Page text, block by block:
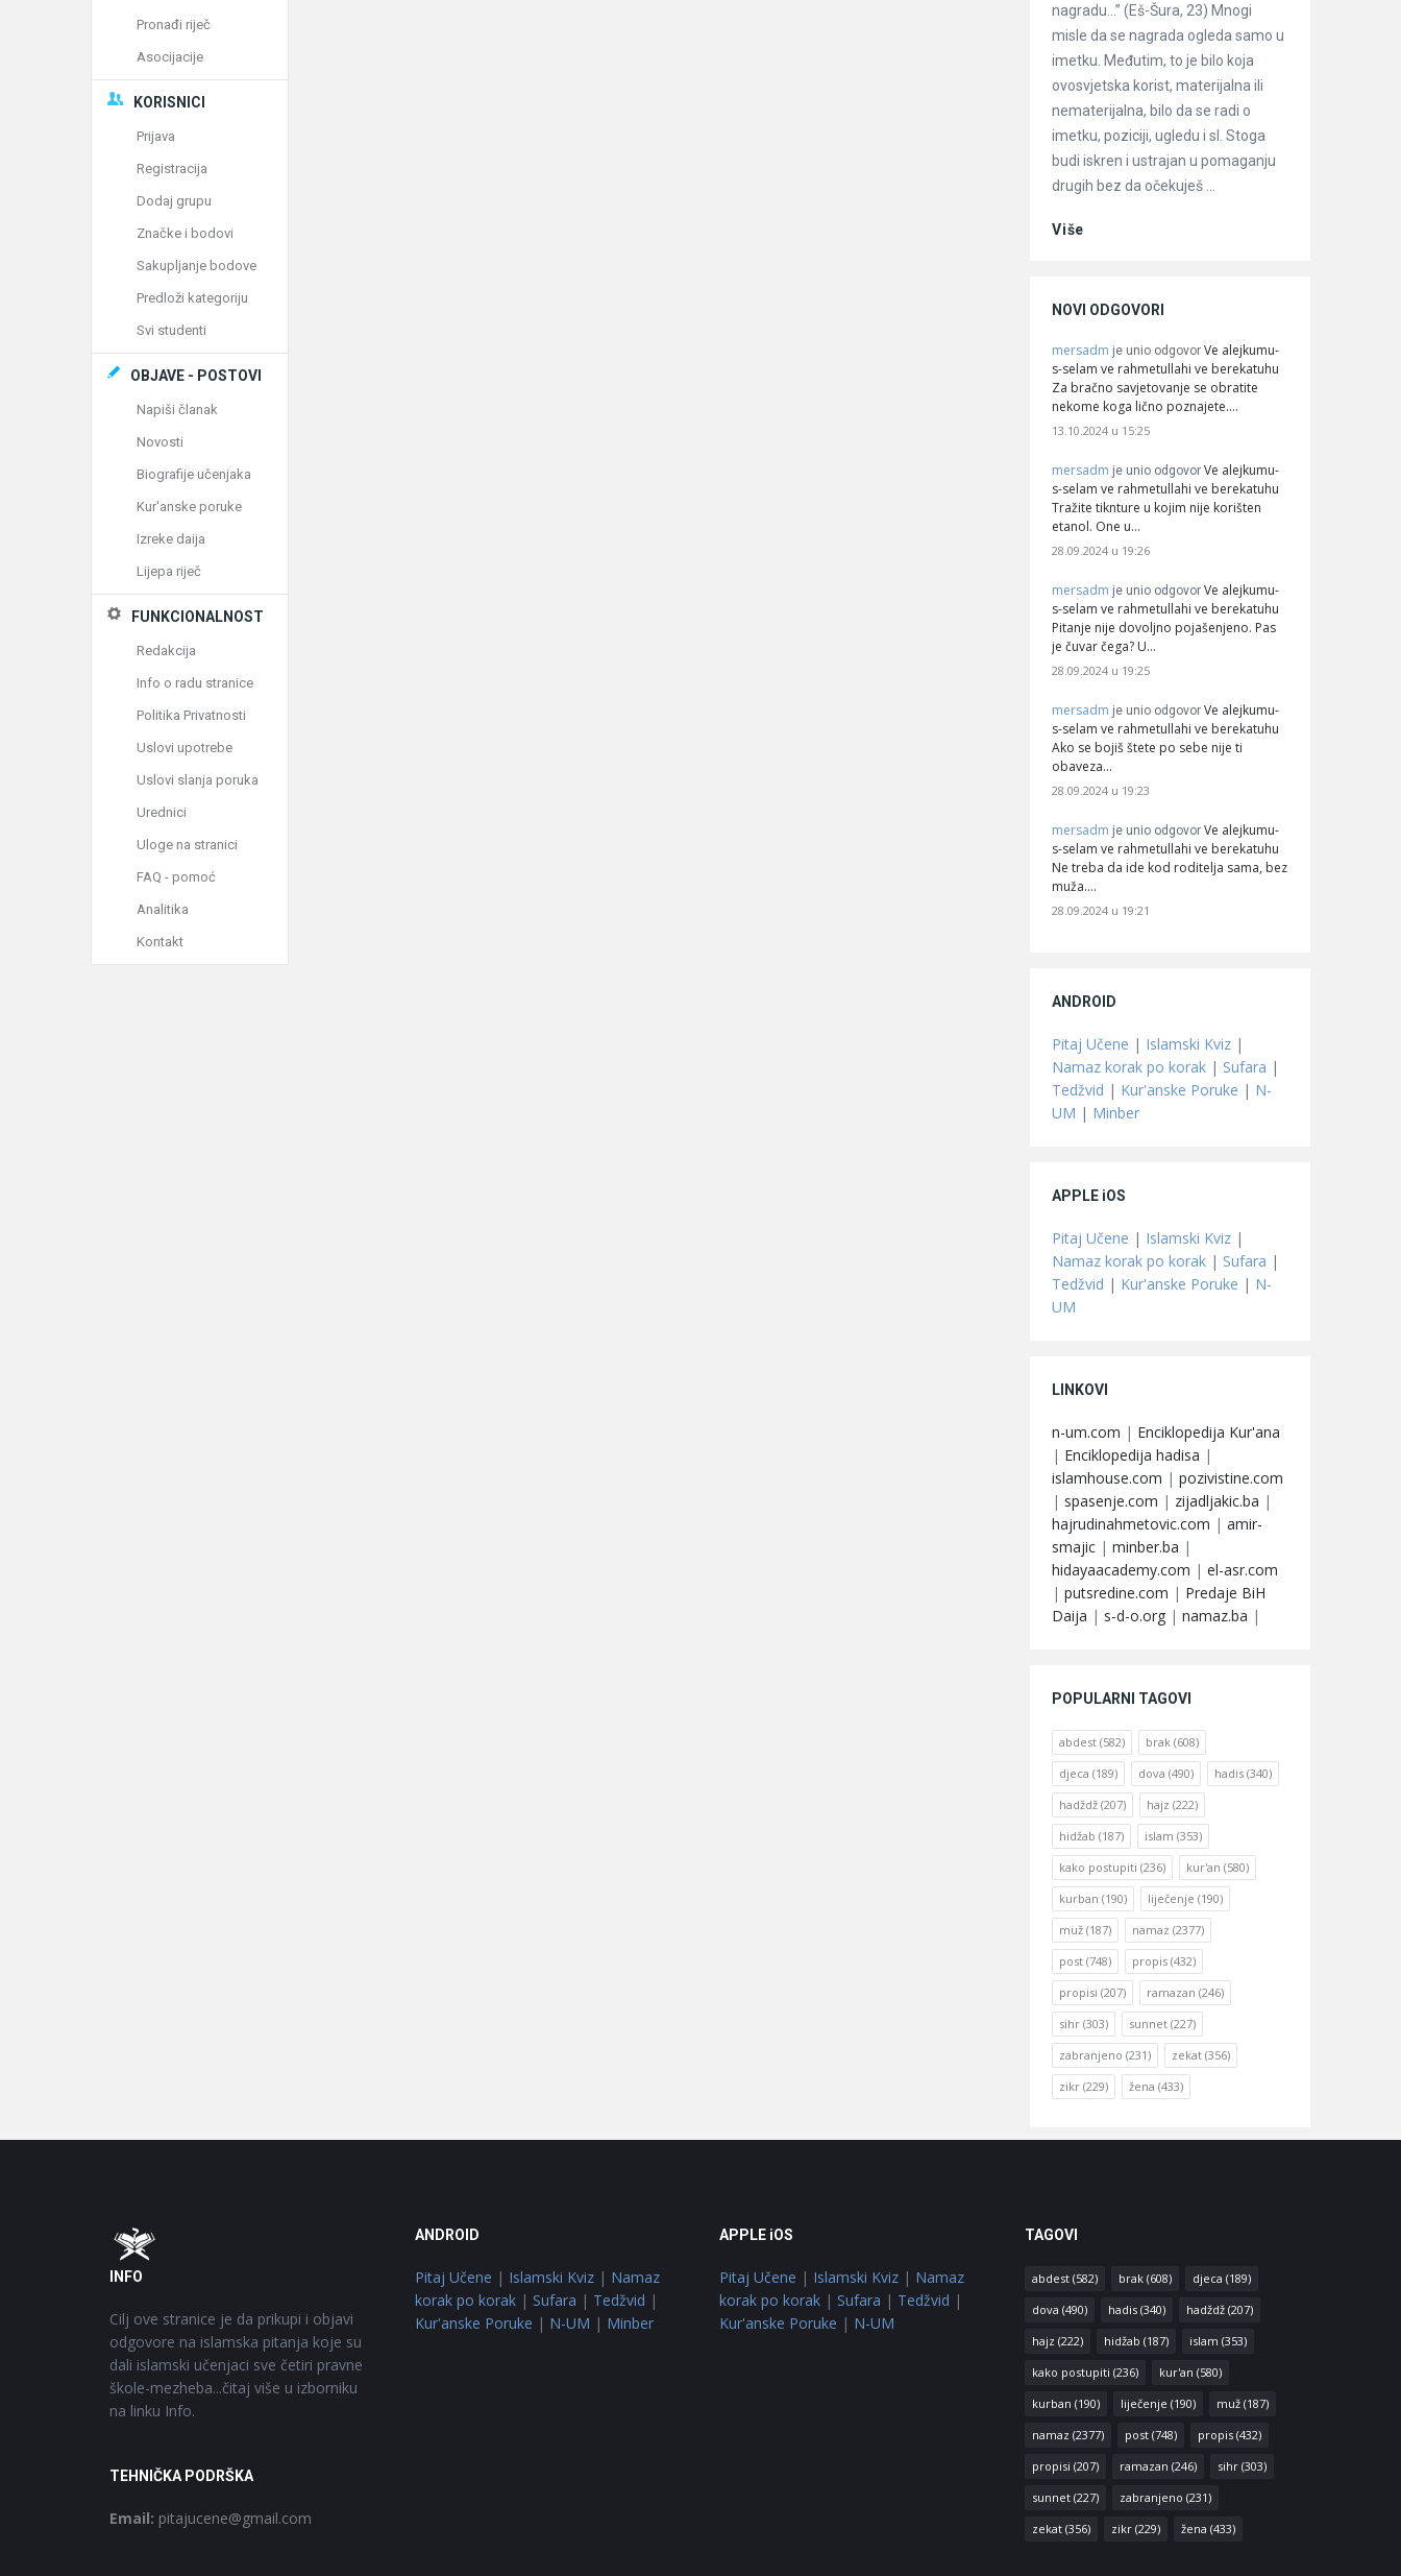
nagradu…” (Eš-Šura, 23) Mnogi
misle da se nagrada ogleda samo u
imetku. Međutim, to je bilo koja
ovosvjetska korist, materijalna ili
nematerijalna, bilo da se radi o
imetku, poziciji, ugledu i sl. Stoga
budi iskren i ustrajan u pomaganju
drugih bez da očekuješ ...
Više
NOVI ODGOVORI
mersadm je unio odgovor Ve alejkumu-
s-selam ve rahmetullahi ve berekatuhu
Za bračno savjetovanje se obratite
nekome koga lično poznajete.…
13.10.2024 u 15:25
mersadm je unio odgovor Ve alejkumu-
s-selam ve rahmetullahi ve berekatuhu
Tražite tiknture u kojim nije korišten
etanol. One u…
28.09.2024 u 19:26
mersadm je unio odgovor Ve alejkumu-
s-selam ve rahmetullahi ve berekatuhu
Pitanje nije dovoljno pojašenjeno. Pas
je čuvar čega? U…
28.09.2024 u 19:25
mersadm je unio odgovor Ve alejkumu-
s-selam ve rahmetullahi ve berekatuhu
Ako se bojiš štete po sebe nije ti
obaveza…
28.09.2024 u 19:23
mersadm je unio odgovor Ve alejkumu-
s-selam ve rahmetullahi ve berekatuhu
Ne treba da ide kod roditelja sama, bez
muža.…
28.09.2024 u 19:21
ANDROID
Pitaj Učene | Islamski Kviz |
Namaz korak po korak | Sufara |
Tedžvid | Kur'anske Poruke | N-
UM | Minber
APPLE iOS
Pitaj Učene | Islamski Kviz |
Namaz korak po korak | Sufara |
Tedžvid | Kur'anske Poruke | N-
UM
LINKOVI
n-um.com | Enciklopedija Kur'ana
| Enciklopedija hadisa |
islamhouse.com | pozivistine.com
| spasenje.com | zijadljakic.ba |
hajrudinahmetovic.com | amir-
smajic | minber.ba |
hidayaacademy.com | el-asr.com
| putsredine.com | Predaje BiH
Daija | s-d-o.org | namaz.ba |
POPULARNI TAGOVI
abdest (582) brak (608)
djeca (189) dova (490) hadis (340)
hadždž (207) hajz (222)
hidžab (187) islam (353)
kako postupiti (236) kur'an (580)
kurban (190) liječenje (190)
muž (187) namaz (2377)
post (748) propis (432)
propisi (207) ramazan (246)
sihr (303) sunnet (227)
zabranjeno (231) zekat (356)
zikr (229) žena (433)
Pronađi riječ
Asocijacije
KORISNICI
Prijava
Registracija
Dodaj grupu
Značke i bodovi
Sakupljanje bodove
Predloži kategoriju
Svi studenti
OBJAVE - POSTOVI
Napiši članak
Novosti
Biografije učenjaka
Kur'anske poruke
Izreke daija
Lijepa riječ
FUNKCIONALNOST
Redakcija
Info o radu stranice
Politika Privatnosti
Uslovi upotrebe
Uslovi slanja poruka
Urednici
Uloge na stranici
FAQ - pomoć
Analitika
Kontakt
Footer
INFO
Cilj ove stranice je da prikupi i objavi
odgovore na islamska pitanja koje su
dali islamski učenjaci sve četiri pravne
škole-mezheba...čitaj više u izborniku
na linku Info.
TEHNIČKA PODRŠKA
Email: pitajucene@gmail.com
ANDROID
Pitaj Učene | Islamski Kviz| Namaz
korak po korak| Sufara | Tedžvid |
Kur'anske Poruke | N-UM | Minber
APPLE iOS
Pitaj Učene | Islamski Kviz | Namaz
korak po korak | Sufara | Tedžvid |
Kur'anske Poruke | N-UM
TAGOVI
abdest(582) brak(608) djeca (189)
dova (490) hadis(340) hadždž(207)
hajz (222) hidžab (187) islam (353)
kako postupiti (236) kur'an (580)
kurban (190) liječenje (190) muž(187)
namaz (2377) post(748) propis(432)
propisi (207) ramazan (246) sihr(303)
sunnet(227) zabranjeno (231)
zekat(356) zikr(229) žena (433)